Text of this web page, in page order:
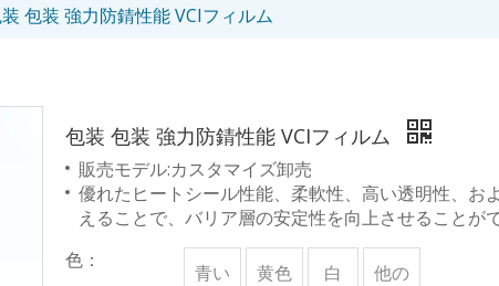
包装 強力防錆性能 VCIフィルム
包装 包装 強力防錆性能 VCIフィルム
販売モデル:カスタマイズ卸売
優れたヒートシール性能、柔軟性、高い透明性、
えることで、バリア層の安定性を向上させることがで
色：
青い 黄色 白 他の